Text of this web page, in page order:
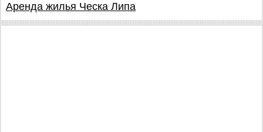
Аренда жилья Ческа Липа